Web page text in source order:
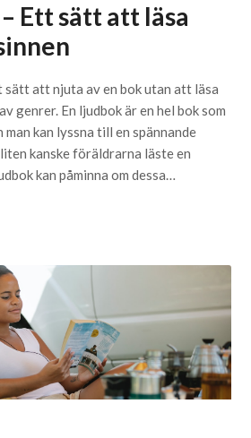
Ett sätt att läsa
sätt att njuta av en bok utan att läsa
genrer. En ljudbok är en hel bok som
man kan lyssna till en spännande
kanske föräldrarna läste en
kan påminna om dessa…